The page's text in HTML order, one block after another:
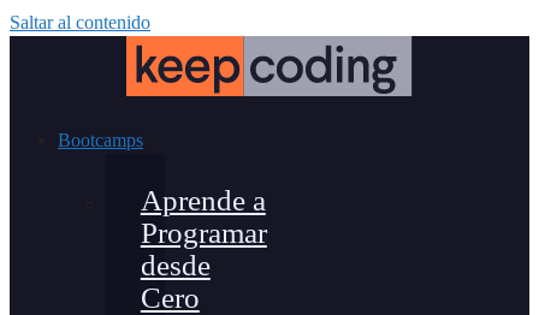
Saltar al contenido
Bootcamps
Aprende a
Programar
desde
Cero